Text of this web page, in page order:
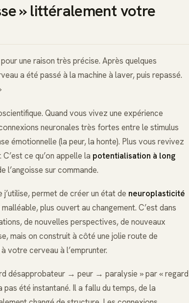
» littéralement votre
une raison très précise. Après quelques
a été passé à la machine à laver, puis repassé.
Quand vous vivez une expérience
neuronales très fortes entre le stimulus
émotionnelle (la peur, la honte). Plus vous revivez
ce qu’on appelle la potentialisation à long
l’angoisse sur commande.
j’utilise, permet de créer un état de neuroplasticité
plus ouvert au changement. C’est dans
de nouvelles perspectives, de nouveaux
mais on construit à côté une jolie route de
votre cerveau à l’emprunter.
désapprobateur → peur → paralysie » par « regard
été instantané. Il a fallu du temps, de la